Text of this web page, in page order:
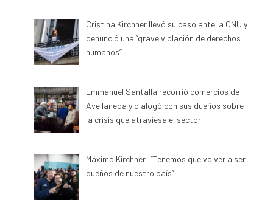
Cristina Kirchner llevó su caso ante la ONU y
denunció una “grave violación de derechos
humanos”
Emmanuel Santalla recorrió comercios de
Avellaneda y dialogó con sus dueños sobre
la crisis que atraviesa el sector
Máximo Kirchner: “Tenemos que volver a ser
dueños de nuestro país”